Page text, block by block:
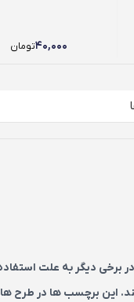
۴۰,۰۰۰تومان
برخی دیگر به علت
این برچسب ها در